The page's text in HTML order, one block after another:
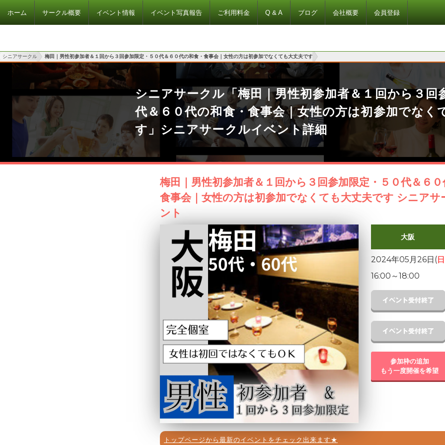
ホーム サークル概要 イベント情報 イベント写真報告 ご利用料金 Q & A ブログ 会社概要 会員登録
シニアサークル 梅田｜男性初参加者＆１回から３回参加限定・５０代＆６０代の和食・食事会｜女性の方は初参加でなくても大丈夫です
シニアサークル「梅田｜男性初参加者＆１回から３回
代＆６０代の和食・食事会｜女性の方は初参加でなく
す」シニアサークルイベント詳細
梅田｜男性初参加者＆１回から３回参加限定・５０代＆６
食事会｜女性の方は初参加でなくても大丈夫です シニアサ
ント
大阪
2024年05月26日(日
16:00 ～18:00
参加枠の追加
もう一度開催を希望
トップページから最新のイベントをチェック出来ます★